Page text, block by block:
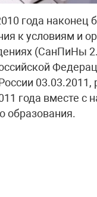
года наконец
к условиям и
(СанПиНы
года вместе
образования.